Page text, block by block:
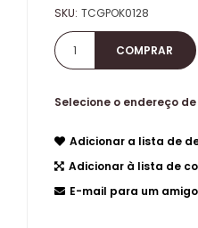
SKU: TCGPOK0128
Selecione o endereço
Adicionar a lista de
Adicionar à lista de
E-mail para um amigo